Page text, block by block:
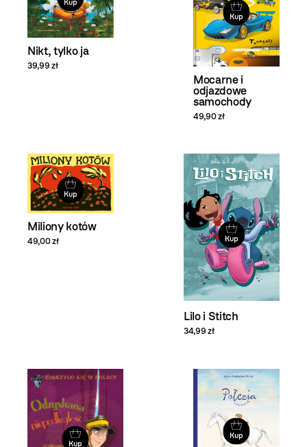
Kup
Nikt, tylko ja
39,99 zł
Kup
Mocarne i
odjazdowe
samochody
49,90 zł
Kup
Miliony kotów
49,00 zł Kup
Lilo i Stitch
34,99 zł
Kup
Kup